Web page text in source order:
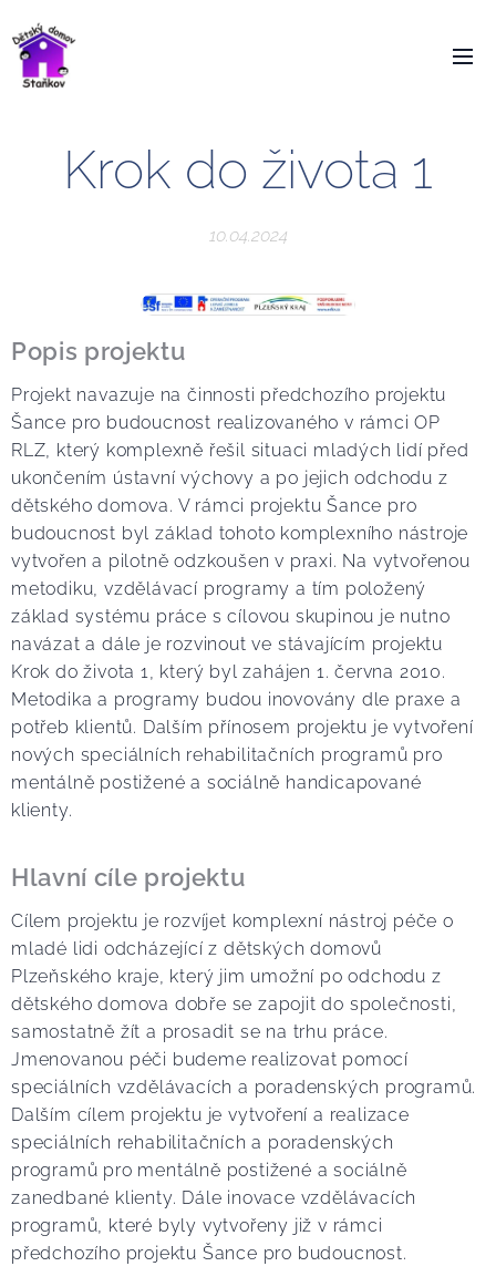
Krok do života 1
10.04.2024
Popis projektu
Projekt navazuje na činnosti předchozího projektu
Šance pro budoucnost realizovaného v rámci OP
RLZ, který komplexně řešil situaci mladých lidí před
ukončením ústavní výchovy a po jejich odchodu z
dětského domova. V rámci projektu Šance pro
budoucnost byl základ tohoto komplexního nástroje
vytvořen a pilotně odzkoušen v praxi. Na vytvořenou
metodiku, vzdělávací programy a tím položený
základ systému práce s cílovou skupinou je nutno
navázat a dále je rozvinout ve stávajícím projektu
Krok do života 1, který byl zahájen 1. června 2010.
Metodika a programy budou inovovány dle praxe a
potřeb klientů. Dalším přínosem projektu je vytvoření
nových speciálních rehabilitačních programů pro
mentálně postižené a sociálně handicapované
klienty.
Hlavní cíle projektu
Cílem projektu je rozvíjet komplexní nástroj péče o
mladé lidi odcházející z dětských domovů
Plzeňského kraje, který jim umožní po odchodu z
dětského domova dobře se zapojit do společnosti,
samostatně žít a prosadit se na trhu práce.
Jmenovanou péči budeme realizovat pomocí
speciálních vzdělávacích a poradenských programů.
Dalším cílem projektu je vytvoření a realizace
speciálních rehabilitačních a poradenských
programů pro mentálně postižené a sociálně
zanedbané klienty. Dále inovace vzdělávacích
programů, které byly vytvořeny již v rámci
předchozího projektu Šance pro budoucnost.